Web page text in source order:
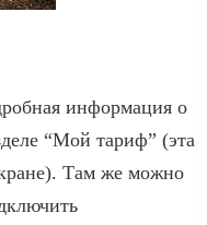
информация о
“Мой тариф” (эта
Там же можно